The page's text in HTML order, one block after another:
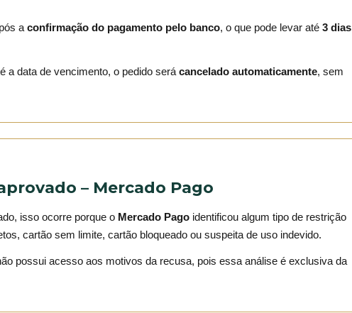
aconfirmação do pagamento pelo banco, o que pode levar até 3 dias
a data de vencimento, o pedido serácancelado automaticamente, sem
– Mercado Pago
isso ocorre porque o Mercado Pago identificou algum tipo de restrição
cartão sem limite, cartão bloqueado ou suspeita de uso indevido.
possui acesso aos motivos da recusa, pois essa análise é exclusiva da